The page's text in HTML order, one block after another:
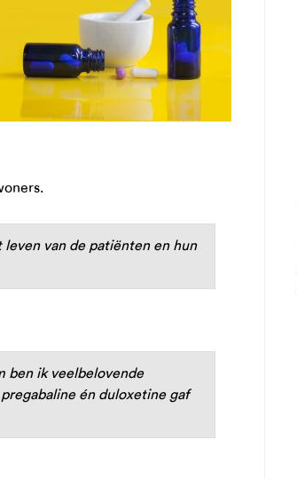
van de patiënten en hun
ben ik veelbelovende
én duloxetine gaf